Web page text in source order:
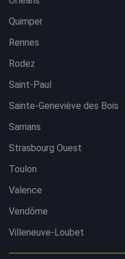
Quimper
Rennes
Rodez
Saint-Paul
Sainte-Geneviève des Bois
Sarrians
Strasbourg Ouest
Toulon
Valence
Vendôme
Villeneuve-Loubet